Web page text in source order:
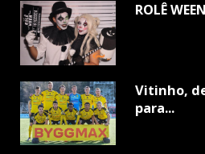
ROLÊ WEEN
Vitinho,
para...